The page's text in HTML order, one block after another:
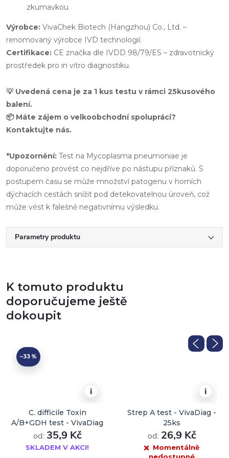
zkumavkou
Výrobce: VivaChek Biotech (Hangzhou) Co., Ltd. –
renomovaný výrobce IVD technologií.
Certifikace: CE značka dle IVDD 98/79/ES – zdravotnický
prostředek pro in vitro diagnostiku.
💡 Uvedená cena je za 1 kus testu v rámci 25kusového
balení.
📦 Máte zájem o velkoobchodní spolupráci?
Kontaktujte nás.
*Upozornění: Test na Mycoplasma pneumoniae je
doporučeno provést co nejdříve po nástupu příznaků. S
postupem času se může množství patogenu v horních
dýchacích cestách snížit pod detekovatelnou úroveň, což
může vést k falešně negativnímu výsledku.
Parametry produktu
K tomuto produktu
doporučujeme ještě
dokoupit
i
–33 %
C. difficile Toxin
A/B+GDH test - VivaDiag
- 1ks
od: 35,9 Kč
SKLADEM V AKCI!
i
Strep A test - VivaDiag -
25ks
od: 26,9 Kč
Momentálně
nedostupné